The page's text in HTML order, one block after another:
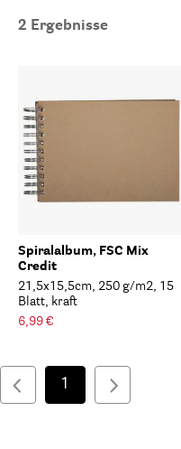
2 Ergebnisse
Spiralalbum, FSC Mix
Credit
21,5x15,5cm, 250 g/m2, 15
Blatt, kraft
6,99 €
1